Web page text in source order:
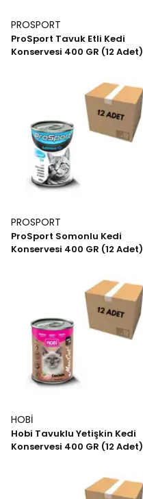
PROSPORT
ProSport Tavuk Etli Kedi
Konservesi 400 GR (12 Adet)
PROSPORT
ProSport Somonlu Kedi
Konservesi 400 GR (12 Adet)
HOBİ
Hobi Tavuklu Yetişkin Kedi
Konservesi 400 GR (12 Adet)